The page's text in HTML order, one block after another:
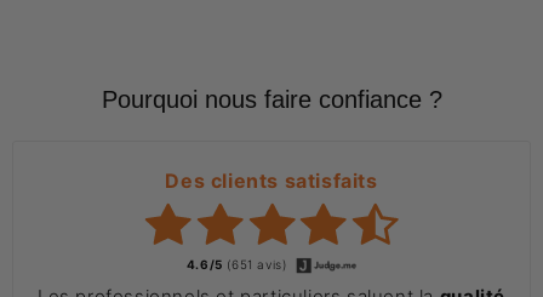
Pourquoi nous faire confiance ?
Des clients satisfaits
4.6/5 (651 avis)